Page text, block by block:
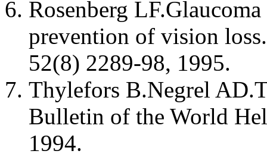
Rosenberg
prevention of vision
52(8) 2289-98, 1995.
Thylefors B.Negrel
Bulletin of the World
1994.